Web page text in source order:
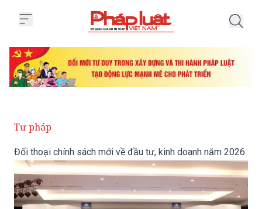
Tư pháp
Đối thoại chính sách mới về đầu tư, kinh doanh năm 2026